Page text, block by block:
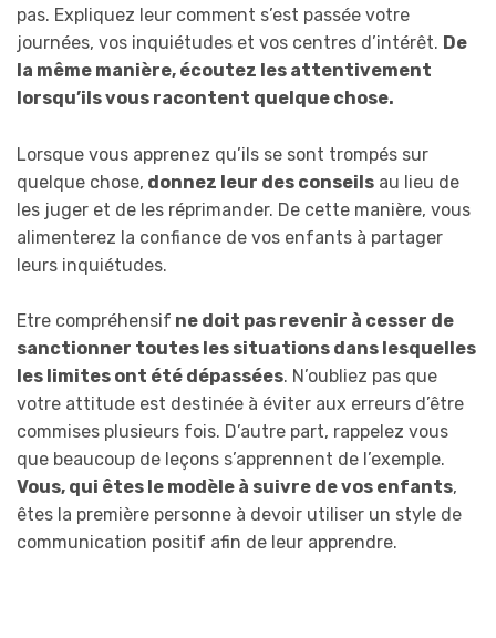
pas. Expliquez leur comment s’est passée votre
journées, vos inquiétudes et vos centres d’intérêt. De
la même manière, écoutez les attentivement
lorsqu’ils vous racontent quelque chose.
Lorsque vous apprenez qu’ils se sont trompés sur
quelque chose, donnez leur des conseils au lieu de
les juger et de les réprimander. De cette manière, vous
alimenterez la confiance de vos enfants à partager
leurs inquiétudes.
Etre compréhensif ne doit pas revenir à cesser de
sanctionner toutes les situations dans lesquelles
les limites ont été dépassées. N’oubliez pas que
votre attitude est destinée à éviter aux erreurs d’être
commises plusieurs fois. D’autre part, rappelez vous
que beaucoup de leçons s’apprennent de l’exemple.
Vous, qui êtes le modèle à suivre de vos enfants,
êtes la première personne à devoir utiliser un style de
communication positif afin de leur apprendre.